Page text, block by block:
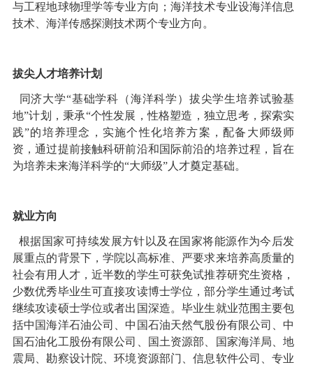
与工程地球物理学等专业方向； 海洋技术专业设海洋信息
技术、海洋传感探测技术两个专业方向。
拔尖人才培养计划
同济大学“基础学科（海洋科学）拔尖学生培养试验基
地”计划， 秉承“个性发展，性格塑造，独立思考，探索实
践”的培养理念，实施个性化培养方案，配备大师级师
资，通过提前接触科研前沿和国际前沿的培养过程，旨在
为培养未来海洋科学的“大师级” 人才奠定基础。
就业方向
根据国家可持续发展方针以及在国家将能源作为今后发
展重点的背景下，学院以高标准、严要求来培养高质量的
社会有用人才，近半数的学生可获免试推荐研究生资格，
少数优秀毕业生可直接攻读博士学位，部分学生通过考试
继续攻读硕士学位或者出国深造。毕业生就业范围主要包
括中国海洋石油公司、中国石油天然气股份有限公司、中
国石油化工股份有限公司、国土资源部、国家海洋局、地
震局、勘察设计院、环境资源部门、信息软件公司、专业